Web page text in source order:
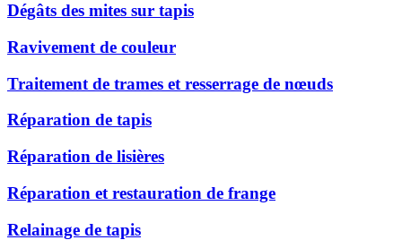
Dégâts des mites sur tapis
Ravivement de couleur
Traitement de trames et resserrage de nœuds
Réparation de tapis
Réparation de lisières
Réparation et restauration de frange
Relainage de tapis